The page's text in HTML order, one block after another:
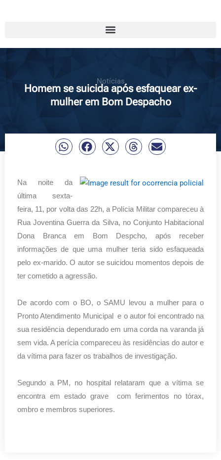
Notícias
Homem se suicida após esfaquear ex-
mulher em Bom Despacho
Na noite da
última sexta-
feira, 11, por volta das 22h, a Polícia Militar compareceu à
Rua Joventina Guerra da Silva, no Conjunto Habitacional
Dona Branca em Bom Despcho, após receber
informações de que uma mulher teria sido esfaqueada
pelo ex-marido. O autor se suicidou momentos depois de
ter cometido a agressão.
De acordo com o BO, o SAMU levou a mulher para o
Pronto Atendimento Municipal e o autor foi encontrado na
sua residência dependurado em uma corda na varanda já
sem vida. A perícia compareceu às residências do autor e
da vítima para fazer os trabalhos de investigação.
Segundo a PM, no hospital relataram que a vítima se
encontra em estado grave com ferimentos no tórax,
ombro e membros superiores.